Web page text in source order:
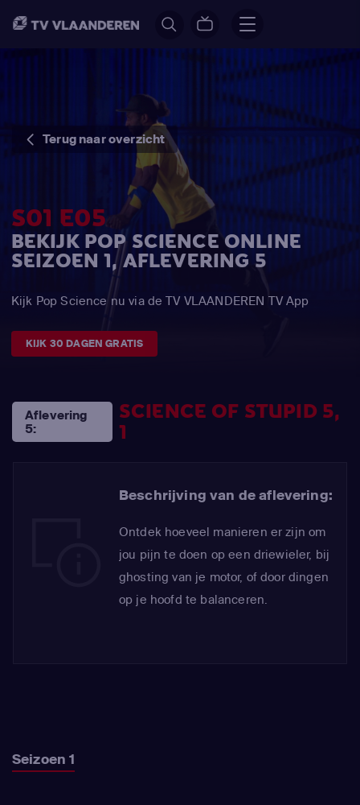
Terug naar overzicht
S01 E05
BEKIJK POP SCIENCE ONLINE
SEIZOEN 1, AFLEVERING 5
Kijk Pop Science nu via de TV VLAANDEREN TV App
KIJK 30 DAGEN GRATIS
Aflevering
5:
SCIENCE OF STUPID 5,
1
Beschrijving van de aflevering:
Ontdek hoeveel manieren er zijn om
jou pijn te doen op een driewieler, bij
ghosting van je motor, of door dingen
op je hoofd te balanceren.
Seizoen 1